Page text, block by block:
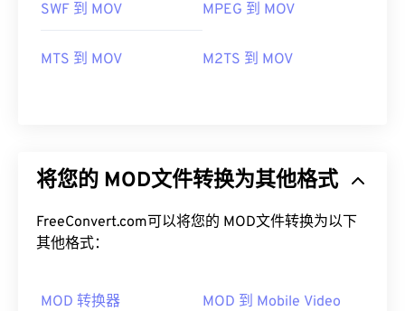
SWF 到 MOV MPEG 到 MOV
MTS 到 MOV M2TS 到 MOV
将您的 MOD文件转换为其他格式
FreeConvert.com可以将您的 MOD文件转换为以下
其他格式：
MOD 转换器 MOD 到 Mobile Video